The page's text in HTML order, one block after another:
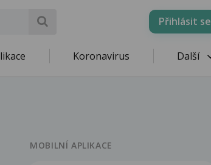
Přihlásit se
Koronavirus Další
MOBILNÍ APLIKACE